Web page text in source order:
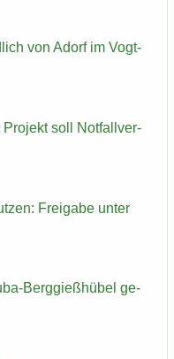
von Adorf im Vogt­
Pro­jekt soll Not­fall­ver­
Frei­ga­be unter
​Berggießhübel ge­